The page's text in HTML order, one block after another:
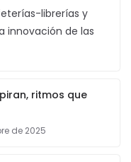
librerías y
innovación de las
ritmos que
de 2025